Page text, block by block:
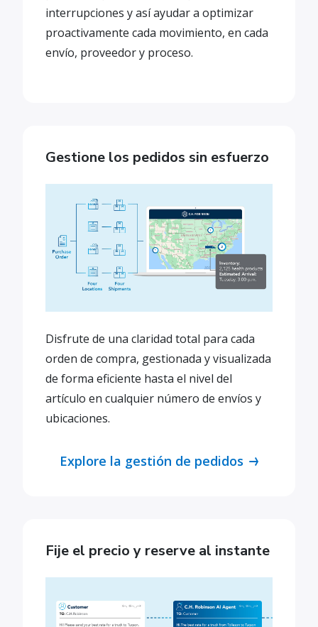
interrupciones y así ayudar a optimizar
proactivamente cada movimiento, en cada
envío, proveedor y proceso.
Gestione los pedidos sin esfuerzo
Disfrute de una claridad total para cada
orden de compra, gestionada y visualizada
de forma eficiente hasta el nivel del
artículo en cualquier número de envíos y
ubicaciones.
Explore la gestión de pedidos
Fije el precio y reserve al instante